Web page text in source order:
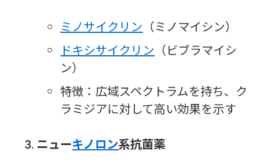
ミノサイクリン （ミノマイシン）
ドキシサイクリン （ビブラマイシ
ン）
特徴：広域スペクトラムを持ち、ク
ラミジアに対して高い効果を示す
ニューキノロン系抗菌薬